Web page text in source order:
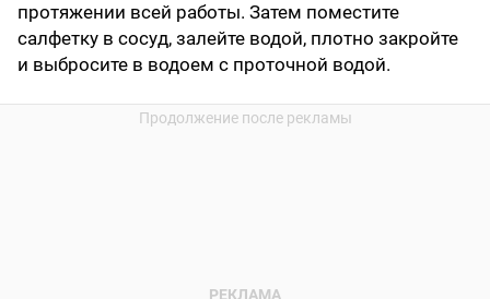
протяжении всей работы. Затем поместите
салфетку в сосуд, залейте водой, плотно закройте
и выбросите в водоем с проточной водой.